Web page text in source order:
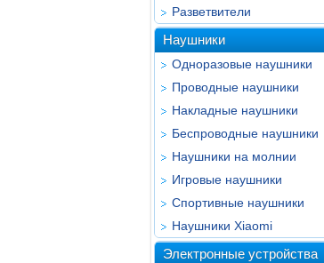
Разветвители
Наушники
Одноразовые наушники
Проводные наушники
Накладные наушники
Беспроводные наушники
Наушники на молнии
Игровые наушники
Спортивные наушники
Наушники Xiaomi
Электронные устройства